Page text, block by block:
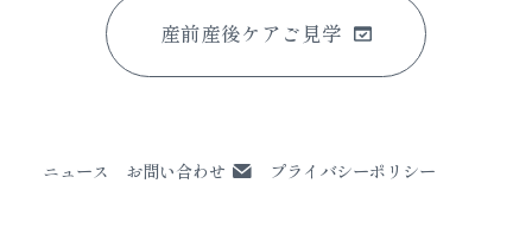
産前産後ケアご見学
ニュース お問い合わせ プライバシーポリシー